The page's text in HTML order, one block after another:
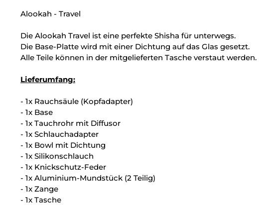
Alookah - Travel
Die Alookah Travel ist eine perfekte Shisha für unterwegs.
Die Base-Platte wird mit einer Dichtung auf das Glas gesetzt.
Alle Teile können in der mitgelieferten Tasche verstaut werden.
Lieferumfang:
- 1x Rauchsäule (Kopfadapter)
- 1x Base
- 1x Tauchrohr mit Diffusor
- 1x Schlauchadapter
- 1x Bowl mit Dichtung
- 1x Silikonschlauch
- 1x Knickschutz-Feder
- 1x Aluminium-Mundstück (2 Teilig)
- 1x Zange
- 1x Tasche